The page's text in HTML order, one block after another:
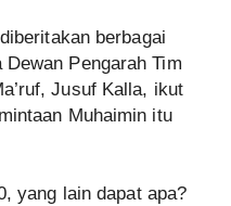
berbagai
Pengarah Tim
Jusuf Kalla, ikut
Muhaimin itu
yang lain dapat apa?